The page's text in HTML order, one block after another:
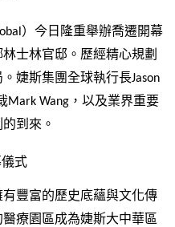
）今日隆重舉辦喬遷開幕
士林官邸。歷經精心規劃
婕斯集團全球執行長Jason
Mark Wang ，以及業界重要
到來。
豐富的歷史底蘊與文化傳
療園區成為婕斯大中華區